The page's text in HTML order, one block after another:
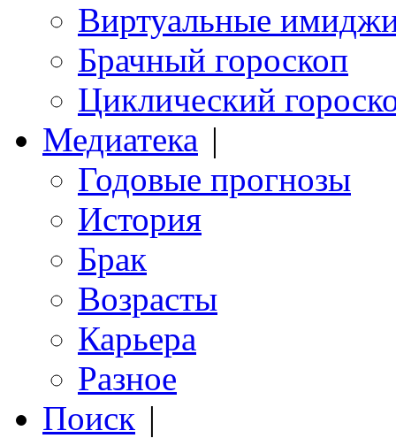
Виртуальные
Брачный гороскоп
Циклический
Медиатека |
Годовые прогнозы
История
Брак
Возрасты
Карьера
Разное
Поиск |